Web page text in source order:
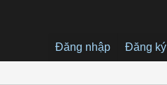
Đăng nhập Đăng ký